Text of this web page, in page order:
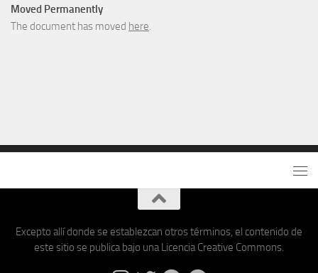
Moved Permanently
The document has moved here.
Excepto allí donde se establezcan otros términos, el contenido de
este sitio se publica bajo una Licencia Creative Commons.